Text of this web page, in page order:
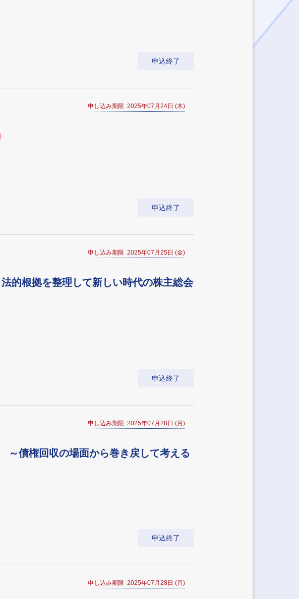
申込終了
申し込み期限 2025年07月24日 (木)
申込終了
申し込み期限 2025年07月25日 (金)
的根拠を整理して新しい時代の株主総会
申込終了
申し込み期限 2025年07月28日 (月)
～債権回収の場面から巻き戻して考える
申込終了
申し込み期限 2025年07月28日 (月)